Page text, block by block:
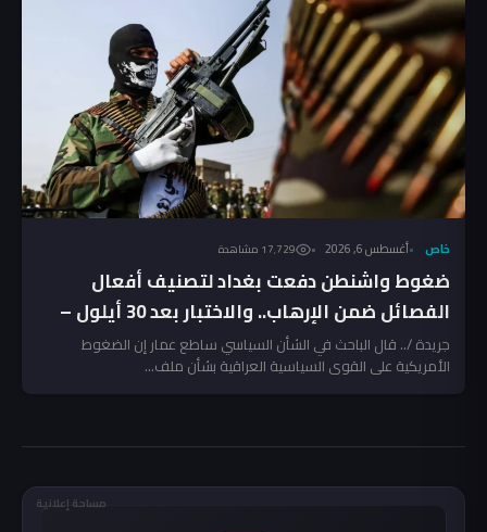
خاص أغسطس 6, 2026 17٬729 مشاهدة
ضغوط واشنطن دفعت بغداد لتصنيف أفعال
الفصائل ضمن الإرهاب.. والاختبار بعد 30 أيلول –
تحليل
جريدة /.. قال الباحث في الشأن السياسي ساطع عمار إن الضغوط
الأمريكية على القوى السياسية العراقية بشأن ملف...
مساحة إعلانية